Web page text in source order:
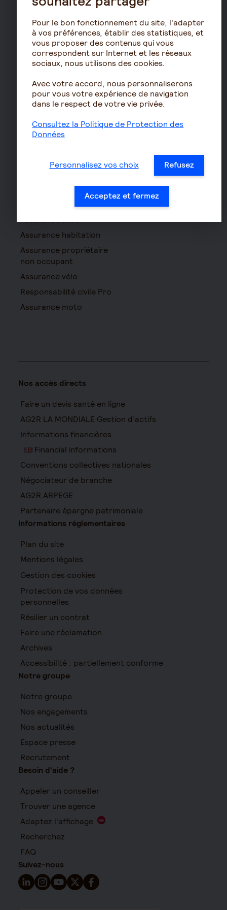
Contrat de capitalisation
Rente viagère
Retraite
Résidence avec services
pour seniors
Le fonctionnement de
Les démarches de départ
Le calcul de la retraite
pour les entreprises
Assurances de biens
Assurance auto
Assurance habitation
Assurance propriétaire
non occupant
Assurance vélo
Responsabilité civile Pro
Assurance moto
Nos accès directs
Faire un devis santé en ligne
AG2R LA MONDIALE Gestion d’actifs
Informations financières
Financial informations
Conventions collectives nationales
Négociateur de branche
AG2R ARPEGE
Partenaire épargne patrimoniale
Informations réglementaires
Plan du site
Mentions légales
Gestion des cookies
Protection de vos données
personnelles
Résilier un contrat
Faire une réclamation
Archives
Accessibilité : partiellement conforme
Notre groupe
Notre groupe
Nos engagements
Nos actualités
Espace presse
Recrutement
Besoin d'aide ?
Appeler un conseiller
Trouver une agence
Adaptez l'affichage
Recherchez
FAQ
Suivez-nous
Suivez-nous sur LinkedIn - Nouvelle fenêtre
Suivez-nous sur Instagram - Nouvelle fenêtre
Suivez-nous sur YouTube - Nouvelle fenêtre
Suivez-nous sur X - Nouvelle fenêtre
Suivez-nous sur Facebook - Nouvelle
Pour le bon fonctionnement du site, l'adapter
à vos préférences, établir des statistiques, et
vous proposer des contenus qui vous
correspondent sur Internet et les réseaux
sociaux, nous utilisons des cookies.
Avec votre accord, nous personnaliserons
pour vous votre expérience de navigation
dans le respect de votre vie privée.
Consultez la Politique de Protection des
Données
Personnalisez vos choix Refusez
Acceptez et fermez